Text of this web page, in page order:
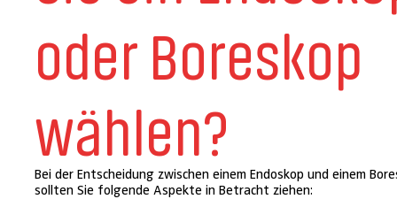
oder Boreskop
wählen?
Bei der Entscheidung zwischen einem Endoskop und einem
sollten Sie folgende Aspekte in Betracht ziehen: